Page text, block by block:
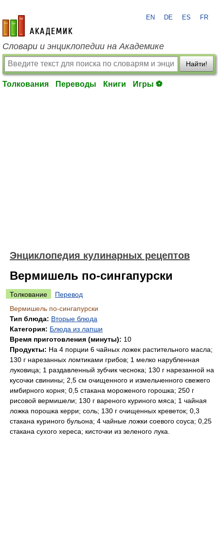
academic.ru
EN DE ES FR
Словари и энциклопедии на Академике
Найти!
Толкования Переводы Книги Игры ⚽
Энциклопедия кулинарных рецептов
Вермишель по-сингапурски
Толкование
Перевод
Вермишель по-сингапурски
Тип блюда: Вторые блюда
Категория: Блюда из лапши
Время приготовления (минуты): 10
Продукты: На 4 порции 6 чайных ложек растительного масла;
130 г нарезанных ломтиками грибов; 1 мелко нарубленная
луковица; 1 раздавленный зубчик чеснока; 130 г нарезанной на
кусочки свинины; 2,5 см очищенного и измельченного свежего
имбирного корня; 0,5 стакана мороженого горошка; 250 г
рисовой вермишели; 130 г вареного куриного мяса; 1 чайная
ложка порошка керри; соль; 130 г очищенных креветок; 0,3
стакана куриного бульона; 4 чайные ложки соевого соуса; 0,25
стакана сухого хереса; кисточки из зеленого лука.